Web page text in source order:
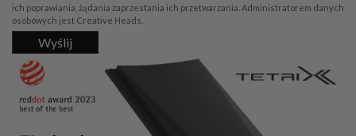
ich poprawiania, żądania zaprzestania ich przetwarzania. Administratorem danych
osobowych jest Creative Heads.
Wyślij